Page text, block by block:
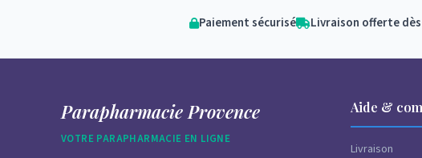
Paiement sécurisé Livraison offerte
Parapharmacie Provence
VOTRE PARAPHARMACIE EN LIGNE
Aide &
Livraison